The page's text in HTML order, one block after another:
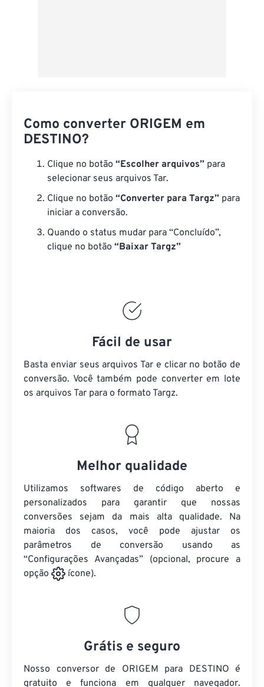
Como converter ORIGEM em
DESTINO?
Clique no botão “Escolher arquivos” para
selecionar seus arquivos Tar.
Clique no botão “Converter para Targz” para
iniciar a conversão.
Quando o status mudar para “Concluído”,
clique no botão “Baixar Targz”
Fácil de usar
Basta enviar seus arquivos Tar e clicar no botão de
conversão. Você também pode converter em lote
os arquivos Tar para o formato Targz.
Melhor qualidade
Utilizamos softwares de código aberto e
personalizados para garantir que nossas
conversões sejam da mais alta qualidade. Na
maioria dos casos, você pode ajustar os
parâmetros de conversão usando as
“Configurações Avançadas” (opcional, procure a
opção
ícone).
Grátis e seguro
Nosso conversor de ORIGEM para DESTINO é
gratuito e funciona em qualquer navegador.